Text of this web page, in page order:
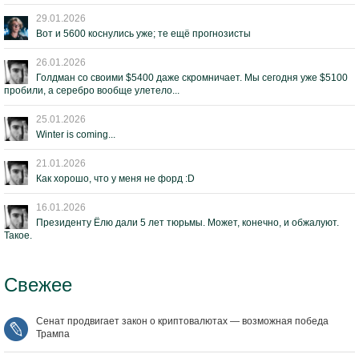
29.01.2026
Вот и 5600 коснулись уже; те ещё прогнозисты
26.01.2026
Голдман со своими $5400 даже скромничает. Мы сегодня уже $5100
пробили, а серебро вообще улетело...
25.01.2026
Winter is coming...
21.01.2026
Как хорошо, что у меня не форд :D
16.01.2026
Президенту Ёлю дали 5 лет тюрьмы. Может, конечно, и обжалуют.
Такое.
Свежее
Сенат продвигает закон о криптовалютах — возможная победа
Трампа